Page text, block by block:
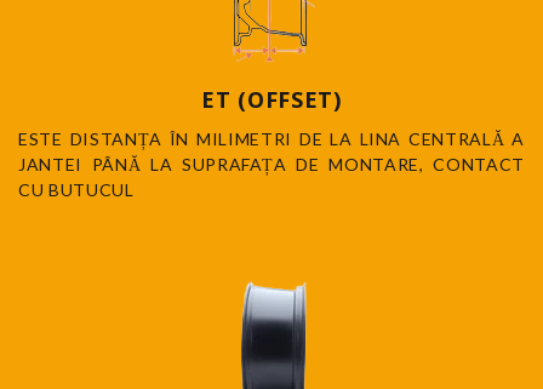
ET (OFFSET)
ESTE DISTANȚA ÎN MILIMETRI DE LA LINA CENTRALĂ A
JANTEI PÂNĂ LA SUPRAFAȚA DE MONTARE, CONTACT
CU BUTUCUL